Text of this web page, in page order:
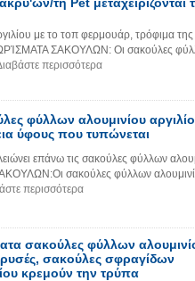
με το τοπ φερμουάρ, τρόφιμα της
ΣΑΚΟΥΛΩΝ: Οι σακούλες
περισσότερα
φύλλων αλουμινίου
ύφους που τυπώνεται
επάνω τις σακούλες φύλλων
σακούλες φύλλων
περισσότερα
σακούλες φύλλων
σακούλες σφραγίδων
κρεμούν την τρύπα